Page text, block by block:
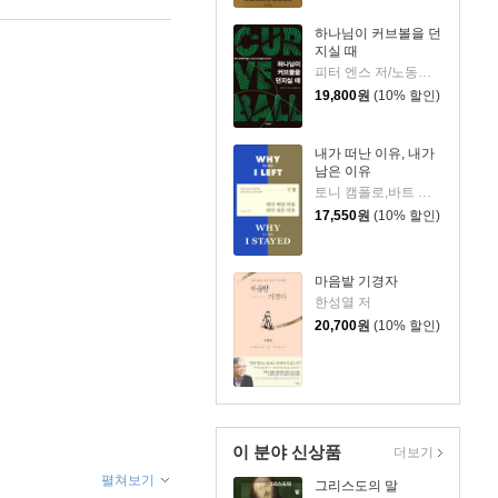
하나님이 커브볼을 던
지실 때
피터 엔스 저/노동래 역
19,800원 (10% 할인)
내가 떠난 이유, 내가
남은 이유
토니 캠폴로,바트 캠폴로 저/노종문 역
17,550원 (10% 할인)
마음밭 기경자
한성열 저
20,700원 (10% 할인)
이 분야 신상품
그리스도의 말
더보기
펼쳐보기